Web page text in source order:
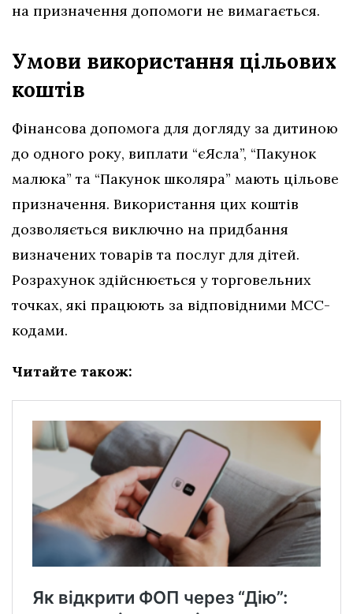
на призначення допомоги не вимагається.
Умови використання цільових
коштів
Фінансова допомога для догляду за дитиною
до одного року, виплати “єЯсла”, “Пакунок
малюка” та “Пакунок школяра” мають цільове
призначення. Використання цих коштів
дозволяється виключно на придбання
визначених товарів та послуг для дітей.
Розрахунок здійснюється у торговельних
точках, які працюють за відповідними МСС-
кодами.
Читайте також: